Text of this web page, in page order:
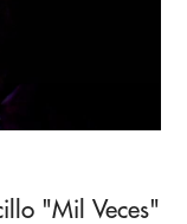
"Mil Veces"